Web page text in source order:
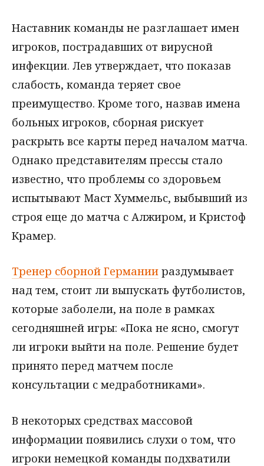
Наставник команды не разглашает имен
игроков, пострадавших от вирусной
инфекции. Лев утверждает, что показав
слабость, команда теряет свое
преимущество. Кроме того, назвав имена
больных игроков, сборная рискует
раскрыть все карты перед началом матча.
Однако представителям прессы стало
известно, что проблемы со здоровьем
испытывают Маст Хуммельс, выбывший из
строя еще до матча с Алжиром, и Кристоф
Крамер.
Тренер сборной Германии раздумывает
над тем, стоит ли выпускать футболистов,
которые заболели, на поле в рамках
сегодняшней игры: «Пока не ясно, смогут
ли игроки выйти на поле. Решение будет
принято перед матчем после
консультации с медработниками».
В некоторых средствах массовой
информации появились слухи о том, что
игроки немецкой команды подхватили